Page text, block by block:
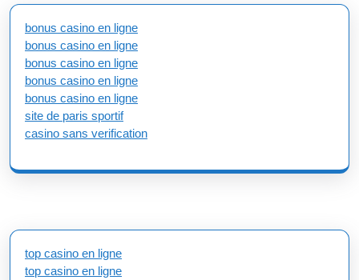
bonus casino en ligne
bonus casino en ligne
bonus casino en ligne
bonus casino en ligne
bonus casino en ligne
site de paris sportif
casino sans verification
top casino en ligne
top casino en ligne